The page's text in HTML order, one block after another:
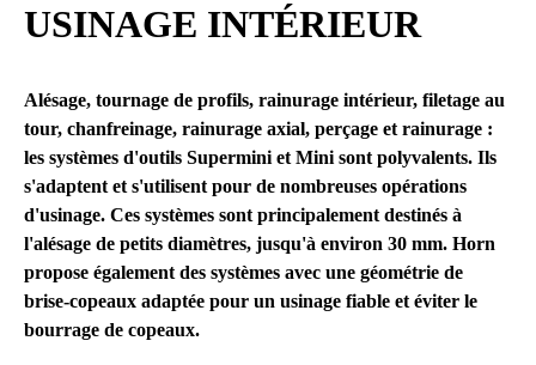
USINAGE INTÉRIEUR
Alésage, tournage de profils, rainurage intérieur, filetage au
tour, chanfreinage, rainurage axial, perçage et rainurage :
les systèmes d'outils Supermini et Mini sont polyvalents. Ils
s'adaptent et s'utilisent pour de nombreuses opérations
d'usinage. Ces systèmes sont principalement destinés à
l'alésage de petits diamètres, jusqu'à environ 30 mm. Horn
propose également des systèmes avec une géométrie de
brise-copeaux adaptée pour un usinage fiable et éviter le
bourrage de copeaux.